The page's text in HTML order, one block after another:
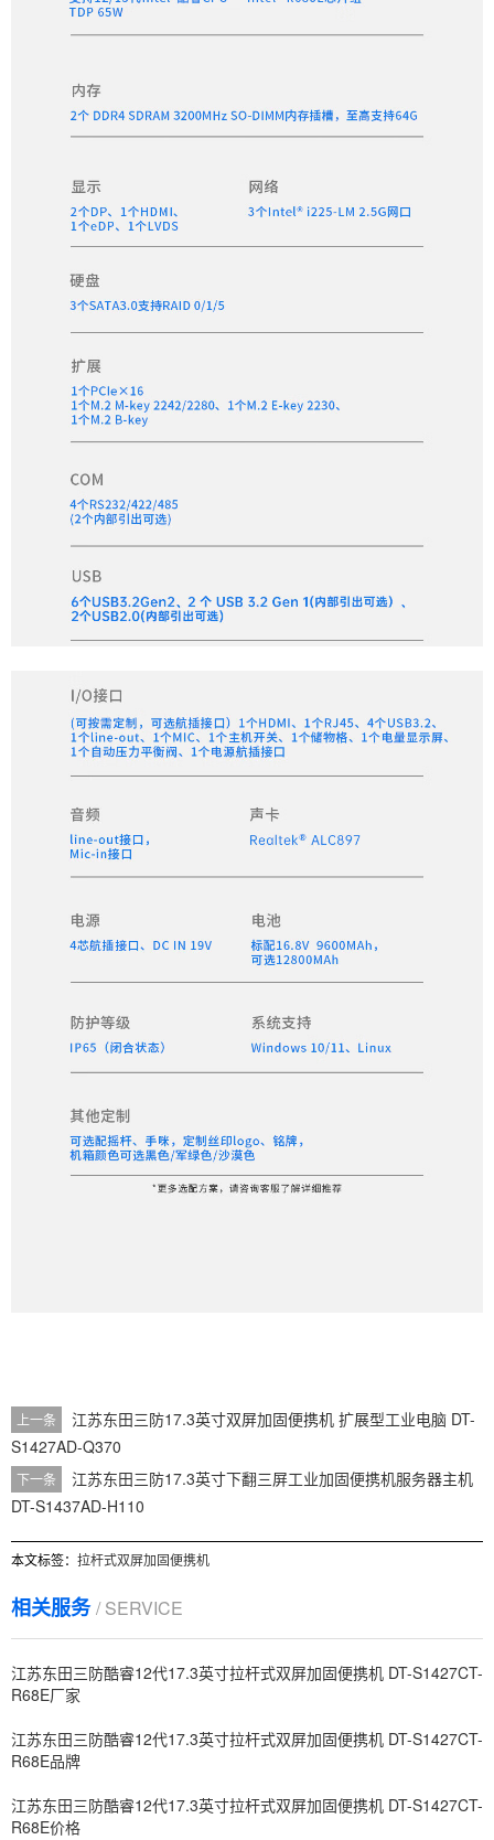
上一条
江苏东田三防17.3英寸双屏加固便携机 扩展型工业电脑 DT-
S1427AD-Q370
下一条
江苏东田三防17.3英寸下翻三屏工业加固便携机服务器主机
DT-S1437AD-H110
本文标签： 拉杆式双屏加固便携机
相关服务/ SERVICE
江苏东田三防酷睿12代17.3英寸拉杆式双屏加固便携机 DT-S1427CT-
R68E厂家
江苏东田三防酷睿12代17.3英寸拉杆式双屏加固便携机 DT-S1427CT-
R68E品牌
江苏东田三防酷睿12代17.3英寸拉杆式双屏加固便携机 DT-S1427CT-
R68E价格